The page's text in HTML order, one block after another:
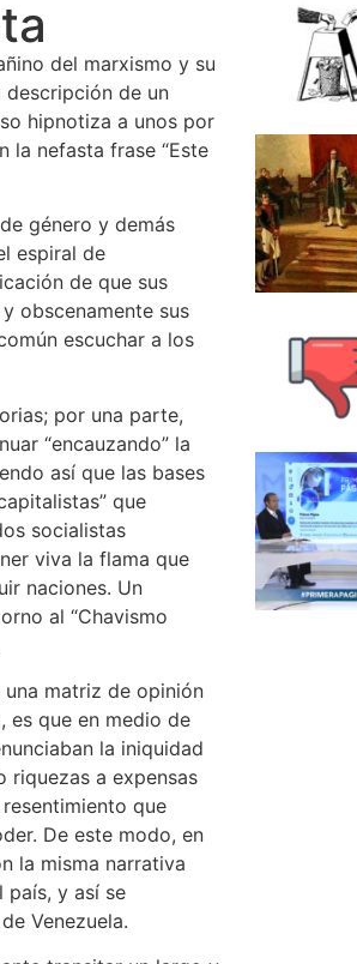
del marxismo y su
de un
hipnotiza a unos por
la nefasta frase “Este
género y demás
espiral de
de que sus
obscenamente sus
escuchar a los
por una parte,
“encauzando” la
así que las bases
que
socialistas
viva la flama que
naciones. Un
al “Chavismo
matriz de opinión
es que en medio de
la iniquidad
riquezas a expensas
que
De este modo, en
la misma narrativa
país, y así se
Venezuela.